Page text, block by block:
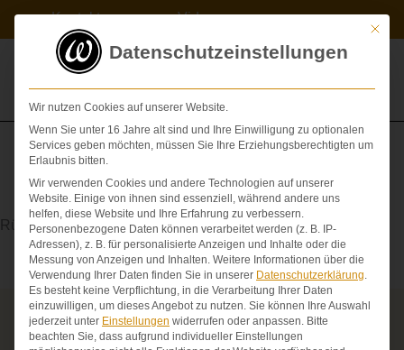
springen
Kontakt Videos
Spinalkanal
Rückenmarkskanal
Über die Schmerzensgeld-Spezialisten
Mit
Datenschutzeinstellungen
Wir nutzen Cookies auf unserer Website.
Wenn Sie unter 16 Jahre alt sind und Ihre Einwilligung zu optionalen
Services geben möchten, müssen Sie Ihre Erziehungsberechtigten um
Erlaubnis bitten.
Wir verwenden Cookies und andere Technologien auf unserer
Website. Einige von ihnen sind essenziell, während andere uns
helfen, diese Website und Ihre Erfahrung zu verbessern.
Personenbezogene Daten können verarbeitet werden (z. B. IP-
Adressen), z. B. für personalisierte Anzeigen und Inhalte oder die
Messung von Anzeigen und Inhalten. Weitere Informationen über die
Verwendung Ihrer Daten finden Sie in unserer Datenschutzerklärung.
Es besteht keine Verpflichtung, in die Verarbeitung Ihrer Daten
einzuwilligen, um dieses Angebot zu nutzen. Sie können Ihre Auswahl
jederzeit unter Einstellungen widerrufen oder anpassen. Bitte
beachten Sie, dass aufgrund individueller Einstellungen